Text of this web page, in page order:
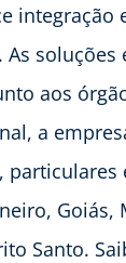
integração
aos
a
Santo.